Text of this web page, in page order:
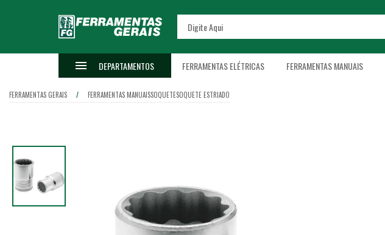
DEPARTAMENTOS FERRAMENTAS ELÉTRICAS FERRAMENTAS MANUAIS
FERRAMENTAS GERAIS FERRAMENTAS MANUAISSOQUETESOQUETE ESTRIADO